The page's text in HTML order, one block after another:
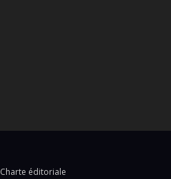
Charte éditoriale